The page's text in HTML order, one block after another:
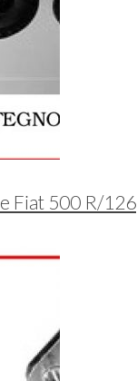
Fiat 500 R/126